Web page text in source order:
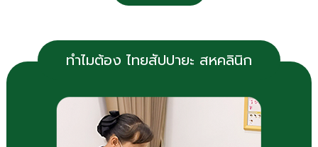
ทำไมต้อง ไทยสัปปายะ สหคลินิก